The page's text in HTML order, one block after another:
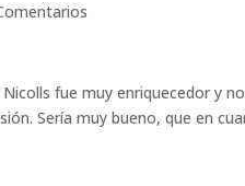
fue muy enriquecedor y
Sería muy bueno, que en